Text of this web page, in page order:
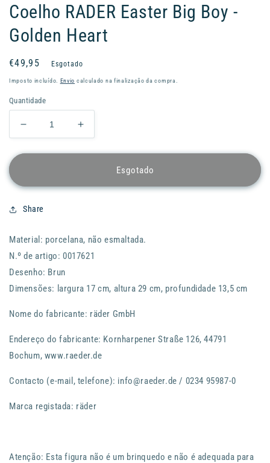
Coelho RADER Easter Big Boy -
Golden Heart
Preço
normal
€49,95 Esgotado
Imposto incluído. Envio calculado na finalização da compra.
Quantidade
Diminuir
a
quantidade
RADER
Easter
-
Golden
Heart
Aumentar
a
quantidade
RADER
-
Golden
Esgotado
Share
Material: porcelana, não esmaltada.
N.º de artigo: 0017621
Desenho: Brun
Dimensões: largura 17 cm, altura 29 cm, profundidade 13,5 cm
Nome do fabricante: räder GmbH
Endereço do fabricante: Kornharpener Straße 126, 44791
Bochum, www.raeder.de
Contacto (e-mail, telefone): info@raeder.de / 0234 95987-0
Marca registada: räder
Atenção: Esta figura não é um brinquedo e não é adequada para